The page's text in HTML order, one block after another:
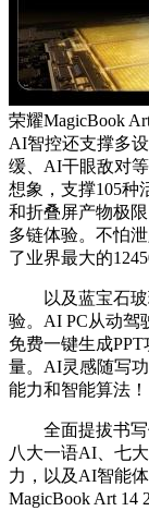
荣耀MagicBook
AI智控还支撑多
缓、AI干眼敌对
想象，支撑105种
和折叠屏产物极
多链体验。不怕
了业界最大的
以及蓝宝石玻
验。AI PC从动驾
免费一键生成
量。AI灵感随写
能力和智能算法！
全面提拔书写
八大一语AI、七
力，以及AI智能
MagicBook Art 14